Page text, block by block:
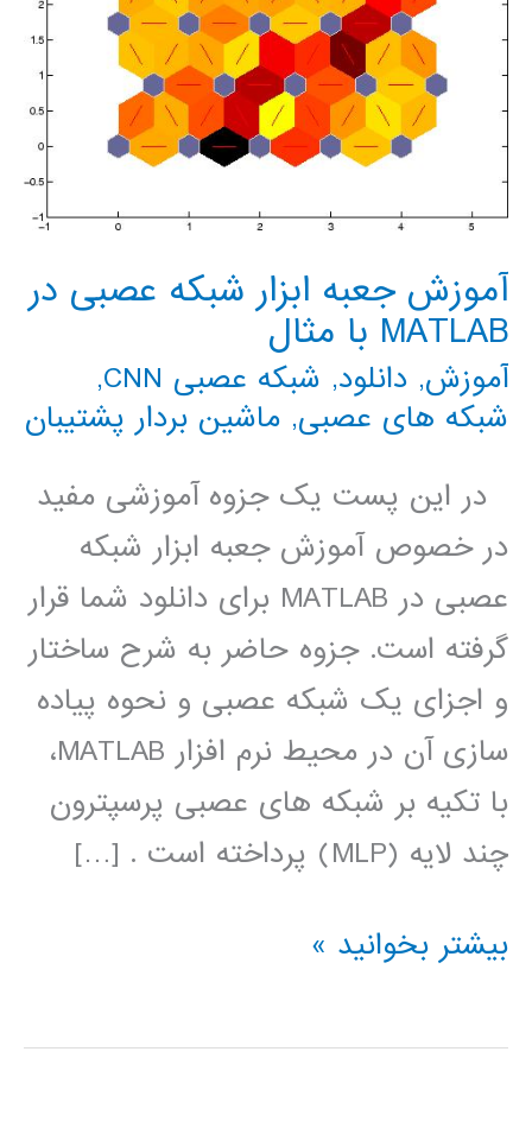
آموزش جعبه ابزار شبکه عصبی در
MATLAB با مثال
آموزش, دانلود, شبکه عصبی CNN
,
شبکه های عصبی, ماشین بردار پشتیبان
در این پست یک جزوه آموزشی مفید
در خصوص آموزش جعبه ابزار شبکه
عصبی در MATLAB برای دانلود شما قرار
گرفته است. جزوه حاضر به شرح ساختار
و اجزای یک شبکه عصبی و نحوه پیاده
سازی آن در محیط نرم افزار MATLAB،
با تکیه بر شبکه های عصبی پرسپترون
چند لایه (MLP) پرداخته است . […]
آموزش
ابزار
بیشتر بخوانید »